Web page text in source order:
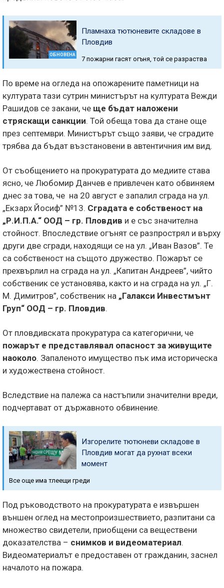
ОБНОВЕНА
Пламнаха тютюневите складове в
Пловдив
7 пожарни гасят огъня, той се разраства
По време на огледа на опожарените паметници на
културата тази сутрин министърът на културата Вежди
Рашидов се закани, че ще бъдат наложени
стряскащи санкции. Той обеща това да стане още
през септември. Министърът също заяви, че сградите
трябва да бъдат възстановени в автентичния им вид.
От съобщението на прокуратурата до медиите става
ясно, че Любомир Данчев е привлечен като обвиняем
днес за това, че на 20 август е запалил сграда на ул.
„Екзарх Йосиф” №13. Сградата е собственост на
„Р.И.П.А.“ ООД – гр. Пловдив и е със значителна
стойност. Впоследствие огънят се разпрострял и върху
други две сгради, находящи се на ул. „Иван Вазов”. Те
са собственост на същото дружество. Пожарът се
прехвърлил на сграда на ул. „Капитан Андреев”, чийто
собственик се установява, както и на сграда на ул. „Г.
М. Димитров”, собственик на „Галакси Инвестмънт
Груп“ ООД – гр. Пловдив.
От пловдивската прокуратура са категорични, че
пожарът е представлявал опасност за живущите
наоколо. Запаленото имущество пък има историческа
и художествена стойност.
Вследствие на палежа са настъпили значителни вреди,
подчертават от държавното обвинение.
Изгорелите тютюневи складове в
Пловдив могат да рухнат всеки
момент
Все още има тлеещи греди
Под ръководството на прокуратурата е извършен
външен оглед на местопроизшествието, разпитани са
множество свидетели, приобщени са веществени
доказателства – снимков и видеоматериал.
Видеоматериалът е предоставен от гражданин, заснел
началото на пожара.